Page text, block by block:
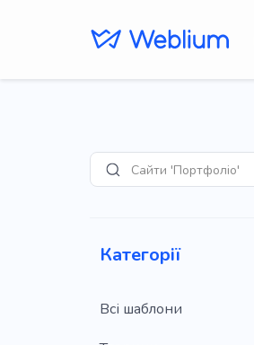
ПошукСайти 'Портфоліо'
Категорії
Всі шаблони